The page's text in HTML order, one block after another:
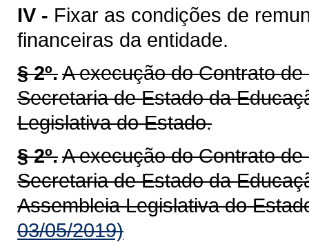
IV - Fixar as condições de
financeiras da entidade.
§ 2º.A execução do Contrato
Secretaria de Estado da
Legislativa do Estado.
§ 2º.A execução do Contrato
Secretaria de Estado da
Assembleia Legislativa do
03/05/2019)